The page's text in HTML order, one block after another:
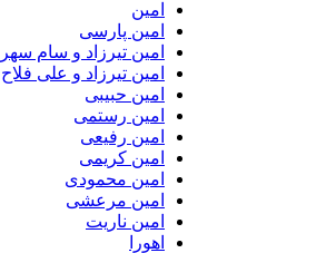
امین پارسی
امین تیرزاد و سام سهراب
امین تیرزاد و علی فلاح
امین حبیبی
امین رستمی
امین رفیعی
امین کریمی
امین محمودی
امین مرعشی
امین ناریت